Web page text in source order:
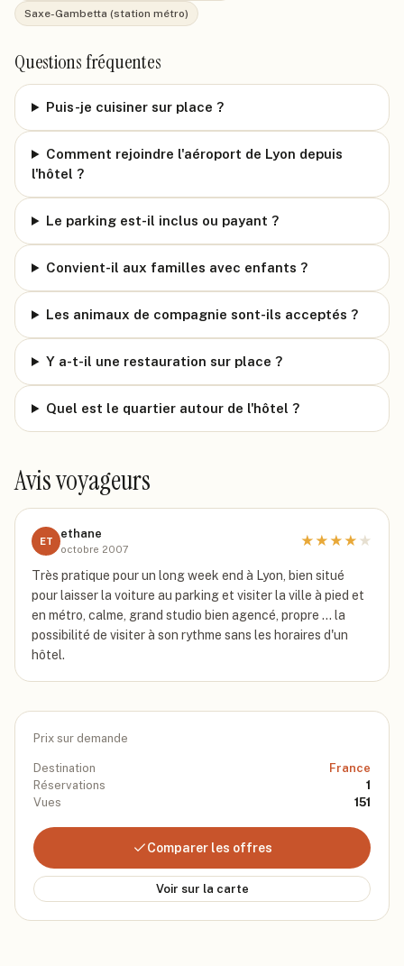
Saxe-Gambetta (station métro)
Questions fréquentes
Puis-je cuisiner sur place ?
Comment rejoindre l'aéroport de Lyon depuis
l'hôtel ?
Le parking est-il inclus ou payant ?
Convient-il aux familles avec enfants ?
Les animaux de compagnie sont-ils acceptés ?
Y a-t-il une restauration sur place ?
Quel est le quartier autour de l'hôtel ?
Avis voyageurs
ET
ethane
octobre 2007
★★★★ ★
Très pratique pour un long week end à Lyon, bien situé
pour laisser la voiture au parking et visiter la ville à pied et
en métro, calme, grand studio bien agencé, propre ... la
possibilité de visiter à son rythme sans les horaires d'un
hôtel.
Prix sur demande
Destination
France
Réservations
1
Vues
151
Comparer les offres
Voir sur la carte